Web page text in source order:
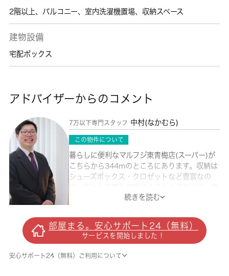
2階以上、 バルコニー、 室内洗濯機置場、 収納スペース
建物設備
宅配ボックス
アドバイザーからのコメント
7万以下専門スタッフ 中村(なかむら)
この物件について
暮らしに便利なマルフジ東青梅店(スーパー)が
こちらから344mのところにあります。収納は
シューズボックス・クロゼットなど豊富なの
内設備はエアコン・フローリングなど大変充実
いただければ対応いたします。こちらはペット
相談可の物件なので、事前にご相談いただけま
す。ペット相談OKなので、大好きなペットと
一緒に暮らせます。長年、地元で地域の住まい
続きを読む
部屋まる。安心サポート24（無料）
サービスを開始しました！
安心サポート24（無料）ご利用について